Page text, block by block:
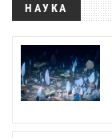
НАУКА